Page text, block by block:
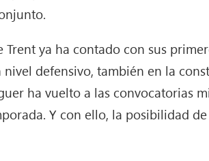
ya ha contado con sus
defensivo, también en la
ha vuelto a las convocatorias
Y con ello, la posibilidad